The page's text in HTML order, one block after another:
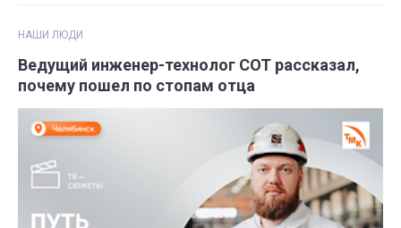
НАШИ ЛЮДИ
Ведущий инженер-технолог СОТ рассказал,
почему пошел по стопам отца